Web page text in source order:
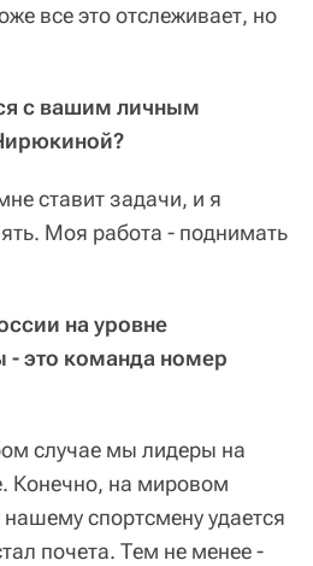
все это отслеживает, но
с вашим личным
ставит задачи, и я
Моя работа - поднимать
на уровне
- это команда номер
случае мы лидеры на
Конечно, на мировом
спортсмену удается
почета. Тем не менее -